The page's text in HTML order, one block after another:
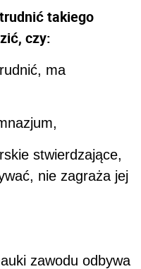
takiego
czy:
ma
stwierdzające,
nie zagraża jej
zawodu odbywa